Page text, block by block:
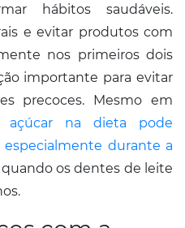
hábitos saudáveis.
e evitar produtos com
nos primeiros dois
importante para evitar
precoces. Mesmo em
açúcar na dieta pode
especialmente durante a
quando os dentes de leite